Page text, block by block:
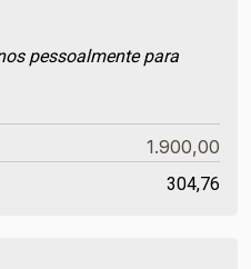
pessoalmente para
1.900,00
304,76